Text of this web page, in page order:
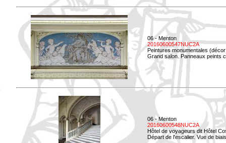
06 - Menton
20160600547NUC2A
Peintures monumentales
Grand salon. Panneaux peints
06 - Menton
20160600548NUC2A
Hôtel de voyageurs dit Hôtel
Départ de l'escalier. Vue de